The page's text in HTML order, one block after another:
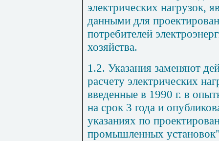
электрических нагрузок,
данными для
потребителей
хозяйства.
1.2. Указания заменяют
расчету электрических
введенные в 1990 г. в
на срок 3 года и
указаниях по
промышленных